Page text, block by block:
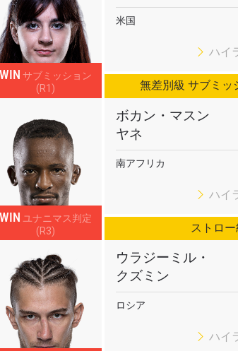
無差別級 サブミッ
WIN サブミッション
(R1)
米国
ハイ
ストロ
WIN ユナニマス判定
(R3)
ボカン・マスン
ヤネ
南アフリカ
ハイ
ウラジーミル・
クズミン
ロシア
ハイ